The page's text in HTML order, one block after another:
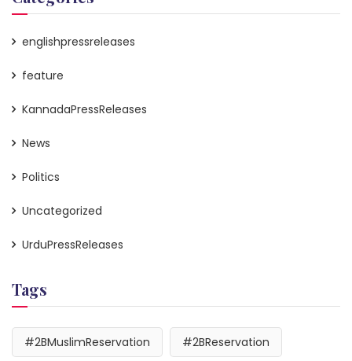
englishpressreleases
feature
KannadaPressReleases
News
Politics
Uncategorized
UrduPressReleases
Tags
#2BMuslimReservation #2BReservation